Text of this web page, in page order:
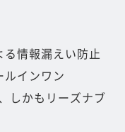
情報漏えい防止
インワン
しかもリーズナブ